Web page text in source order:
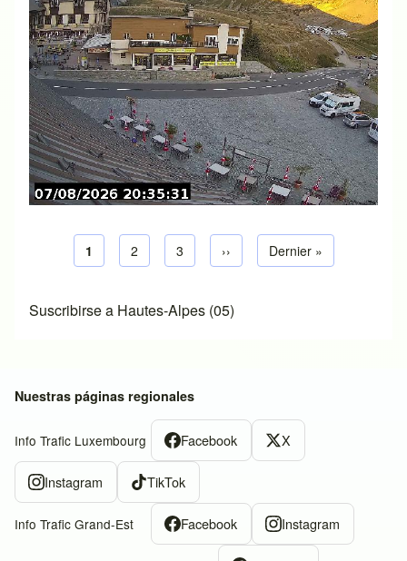
Paginación
Página actual
1 Página
2 Página
3 Siguiente página
›› Última página
Dernier »
Suscribirse a Hautes-Alpes (05)
Nuestras páginas regionales
Info Trafic Luxembourg Facebook X
Instagram TikTok
Info Trafic Grand-Est Facebook Instagram